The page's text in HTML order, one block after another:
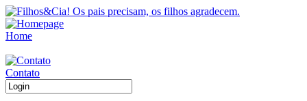
Home
Contato